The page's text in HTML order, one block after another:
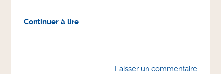
Continuer à lire
Laisser un commentaire